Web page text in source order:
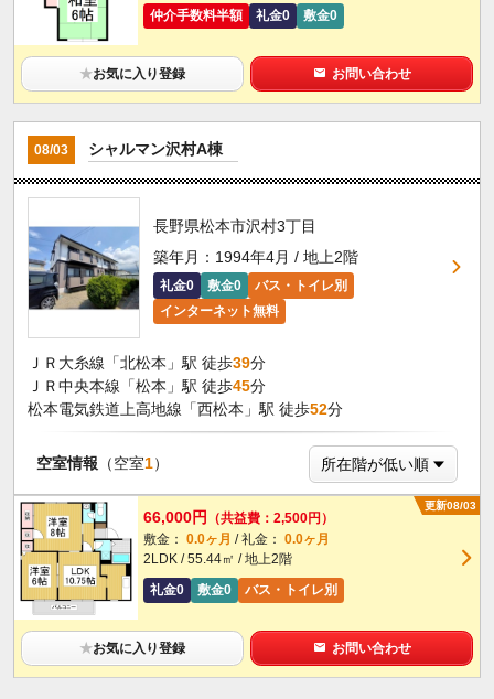
仲介手数料半額 礼金0 敷金0
★お気に入り登録 お問い合わせ
08/03 シャルマン沢村A棟
長野県松本市沢村3丁目
築年月：1994年4月 / 地上2階
礼金0 敷金0
バス・トイレ別
インターネット無料
ＪＲ大糸線「北松本」駅 徒歩39分
ＪＲ中央本線「松本」駅 徒歩45分
松本電気鉄道上高地線「西松本」駅 徒歩52分
空室情報 （空室1）
更新08/03
66,000円
（共益費：2,500円）
敷金： 0.0ヶ月 / 礼金： 0.0ヶ月
2LDK / 55.44㎡ / 地上2階
礼金0
敷金0 バス・トイレ別
★お気に入り登録 お問い合わせ